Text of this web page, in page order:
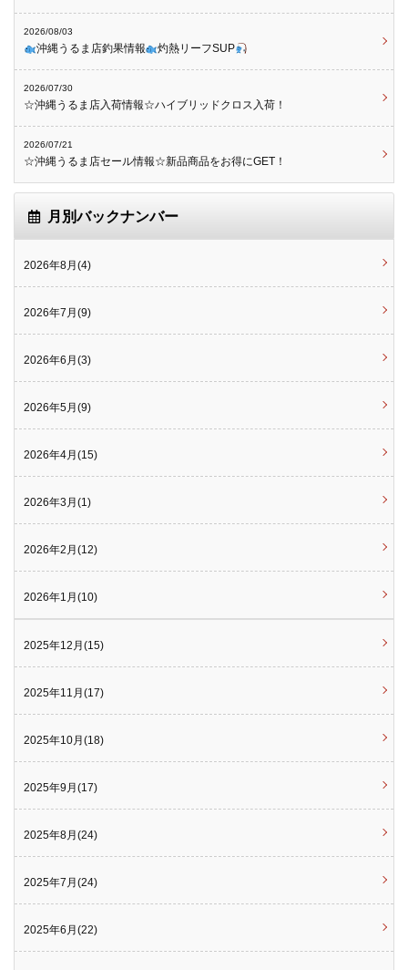
2026/08/03
沖縄うるま店釣果情報 灼熱リーフSUP
2026/07/30
☆沖縄うるま店入荷情報☆ハイブリッドクロス入荷！
2026/07/21
☆沖縄うるま店セール情報☆新品商品をお得にGET！
月別バックナンバー
2026年8月(4)
2026年7月(9)
2026年6月(3)
2026年5月(9)
2026年4月(15)
2026年3月(1)
2026年2月(12)
2026年1月(10)
2025年12月(15)
2025年11月(17)
2025年10月(18)
2025年9月(17)
2025年8月(24)
2025年7月(24)
2025年6月(22)